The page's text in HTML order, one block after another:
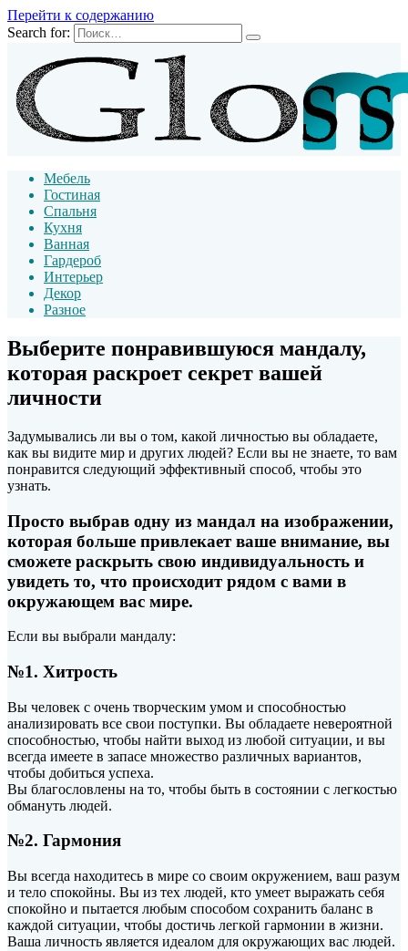
Перейти к содержанию
Search for:
Мебель
Гостиная
Спальня
Кухня
Ванная
Гардероб
Интерьер
Декор
Разное
Выберите понравившуюся мандалу,
которая раскроет секрет вашей
личности
Задумывались ли вы о том, какой личностью вы обладаете,
как вы видите мир и других людей? Если вы не знаете, то вам
понравится следующий эффективный способ, чтобы это
узнать.
Просто выбрав одну из мандал на изображении,
которая больше привлекает ваше внимание, вы
сможете раскрыть свою индивидуальность и
увидеть то, что происходит рядом с вами в
окружающем вас мире.
Если вы выбрали мандалу:
№1. Хитрость
Вы человек с очень творческим умом и способностью
анализировать все свои поступки. Вы обладаете невероятной
способностью, чтобы найти выход из любой ситуации, и вы
всегда имеете в запасе множество различных вариантов,
чтобы добиться успеха.
Вы благословлены на то, чтобы быть в состоянии с легкостью
обмануть людей.
№2. Гармония
Вы всегда находитесь в мире со своим окружением, ваш разум
и тело спокойны. Вы из тех людей, кто умеет выражать себя
спокойно и пытается любым способом сохранить баланс в
каждой ситуации, чтобы достичь легкой гармонии в жизни.
Ваша личность является идеалом для окружающих вас людей.